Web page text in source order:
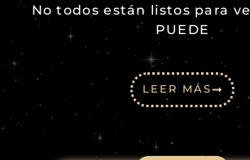
No todos están listos para
PUEDE
LEER MÁS